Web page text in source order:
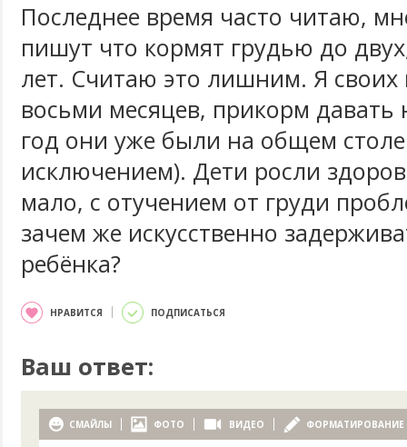
Последнее время часто читаю,
пишут что кормят грудью до
лет. Считаю это лишним. Я своих
восьми месяцев, прикорм давать
год они уже были на общем
исключением). Дети росли
мало, с отучением от груди
зачем же искусственно
ребёнка?
НРАВИТСЯ ПОДПИСАТЬСЯ
Ваш ответ:
СМАЙЛЫ ФОТО ВИДЕО ФОРМАТИРОВАНИЕ